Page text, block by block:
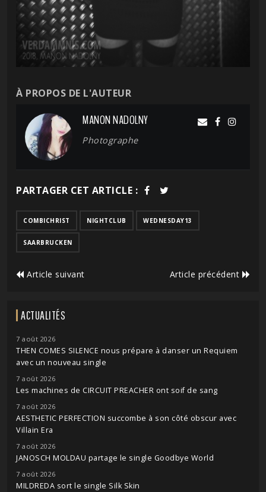
À PROPOS DE L'AUTEUR
MANON NADOLNY
Photographe
PARTAGER CET ARTICLE :
COMBICHRIST NIGHTCLUB WEDNESDAY13
SAARBRUCKEN
Article suivant Article précédent
ACTUALITÉS
7 août 2026
THEN COMES SILENCE nous prépare à danser un Requiem
avec un nouveau single
7 août 2026
Les machines de CIRCUIT PREACHER ont soif de sang
7 août 2026
AESTHETIC PERFECTION succombe à son côté obscur avec
Villain Era
7 août 2026
JANOSCH MOLDAU partage le single Goodbye World
7 août 2026
MILDREDA sort le single Silk Skin